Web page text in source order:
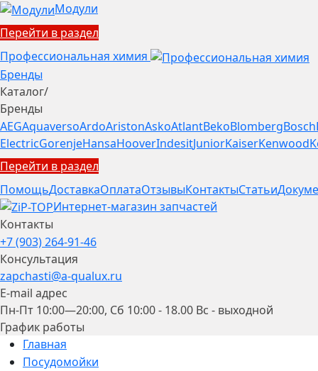
Модули
Перейти в раздел
Профессиональная химия
Бренды
Каталог/
Бренды
AEGAquaversoArdoAristonAskoAtlantBekoBlombergBosch
ElectricGorenjeHansaHooverIndesitJuniorKaiserKenwood
Перейти в раздел
ПомощьДоставкаОплатаОтзывыКонтактыСтатьи
Интернет-магазин запчастей
Контакты
+7 (903) 264-91-46
Консультация
zapchasti@a-qualux.ru
E-mail адрес
Пн-Пт 10:00—20:00, Сб 10:00 - 18.00 Вс - выходной
График работы
Главная
Посудомойки